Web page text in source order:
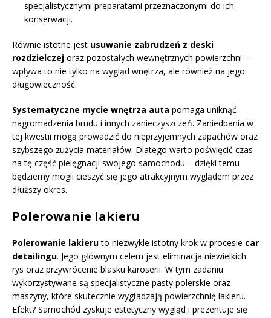
specjalistycznymi preparatami przeznaczonymi do ich
konserwacji.
Równie istotne jest usuwanie zabrudzeń z deski
rozdzielczej oraz pozostałych wewnętrznych powierzchni –
wpływa to nie tylko na wygląd wnętrza, ale również na jego
długowieczność.
Systematyczne mycie wnętrza auta pomaga uniknąć
nagromadzenia brudu i innych zanieczyszczeń. Zaniedbania w
tej kwestii mogą prowadzić do nieprzyjemnych zapachów oraz
szybszego zużycia materiałów. Dlatego warto poświęcić czas
na tę część pielęgnacji swojego samochodu – dzięki temu
będziemy mogli cieszyć się jego atrakcyjnym wyglądem przez
dłuższy okres.
Polerowanie lakieru
Polerowanie lakieruto niezwykle istotny krok w procesie car
detailingu. Jego głównym celem jest eliminacja niewielkich
rys oraz przywrócenie blasku karoserii. W tym zadaniu
wykorzystywane są specjalistyczne pasty polerskie oraz
maszyny, które skutecznie wygładzają powierzchnię lakieru.
Efekt? Samochód zyskuje estetyczny wygląd i prezentuje się